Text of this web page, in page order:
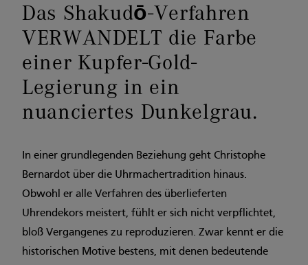
Das Shakudō-Verfahren
VERWANDELT die Farbe
einer Kupfer-Gold-
Legierung in ein
nuanciertes Dunkelgrau.
In einer grundlegenden Beziehung geht Christophe
Bernardot über die Uhrmachertradition hinaus.
Obwohl er alle Verfahren des überlieferten
Uhrendekors meistert, fühlt er sich nicht verpflichtet,
bloß Vergangenes zu reproduzieren. Zwar kennt er die
historischen Motive bestens, mit denen bedeutende